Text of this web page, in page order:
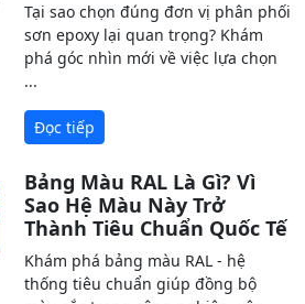
Tại sao chọn đúng đơn vị phân phối
sơn epoxy lại quan trọng? Khám
phá góc nhìn mới về việc lựa chọn
...
Đọc tiếp
Bảng Màu RAL Là Gì? Vì
Sao Hệ Màu Này Trở
Thành Tiêu Chuẩn Quốc Tế
Khám phá bảng màu RAL - hệ
thống tiêu chuẩn giúp đồng bộ